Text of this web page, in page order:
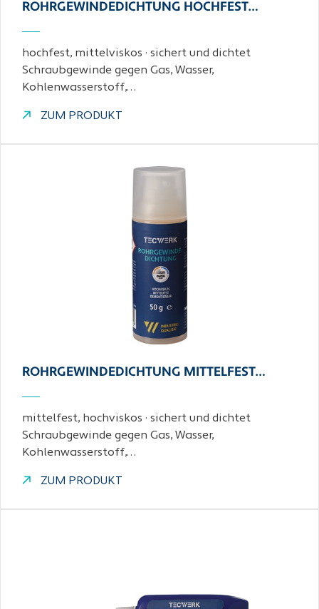
ROHRGEWINDEDICHTUNG HOCHFEST…
hochfest, mittelviskos · sichert und dichtet
Schraubgewinde gegen Gas, Wasser,
Kohlenwasserstoff,…
ZUM PRODUKT
ROHRGEWINDEDICHTUNG MITTELFEST…
mittelfest, hochviskos · sichert und dichtet
Schraubgewinde gegen Gas, Wasser,
Kohlenwasserstoff,…
ZUM PRODUKT